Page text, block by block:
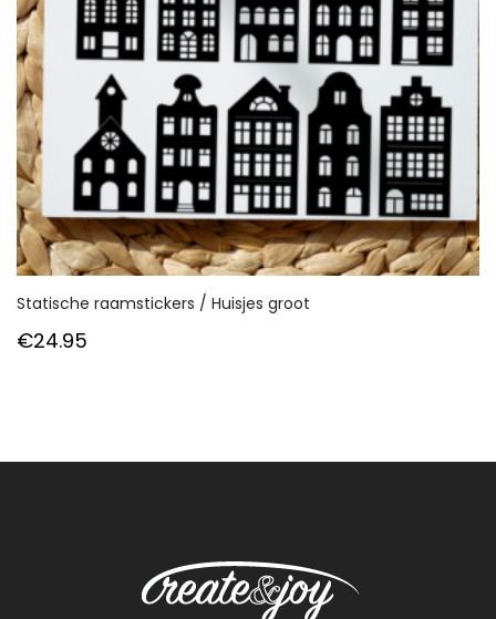
Statische raamstickers / Huisjes groot
€24.95